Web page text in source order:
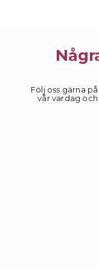
Följ oss gärna
vår vardag